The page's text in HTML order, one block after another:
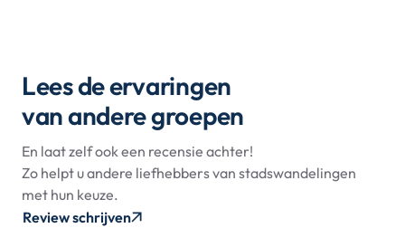
Lees de ervaringen
van andere groepen
En laat zelf ook een recensie achter!
Zo helpt u andere liefhebbers van stadswandelingen
met hun keuze.
Review schrijven